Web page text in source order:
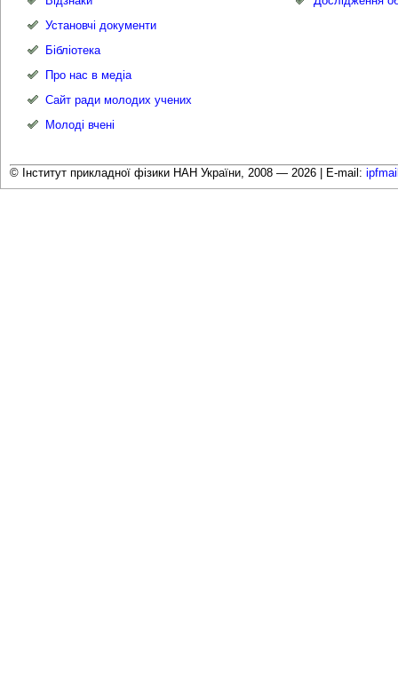
Установчі документи
Бібліотека
Про нас в медіа
Сайт ради молодих учених
Молоді вчені
© Інститут прикладної фізики НАН України, 2008 — 2026 | E-mail: